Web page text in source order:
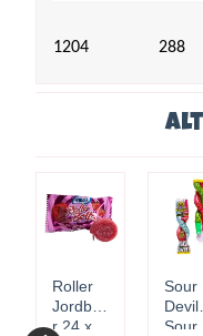
1204 288
Roller
Jordbæ
r 24 x
Sour
Devils
Sour